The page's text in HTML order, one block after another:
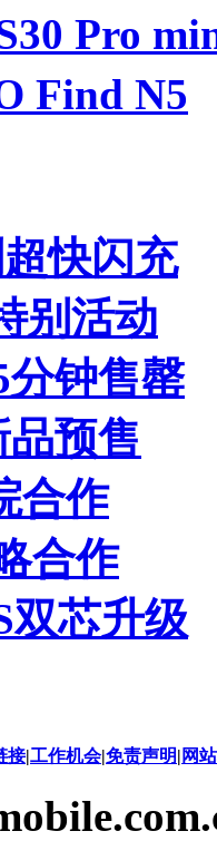
Pro
Find N5
快闪充
别活动
钟售罄
品预售
合作
合作
双芯升级
接|工作机会|免责声明| 网